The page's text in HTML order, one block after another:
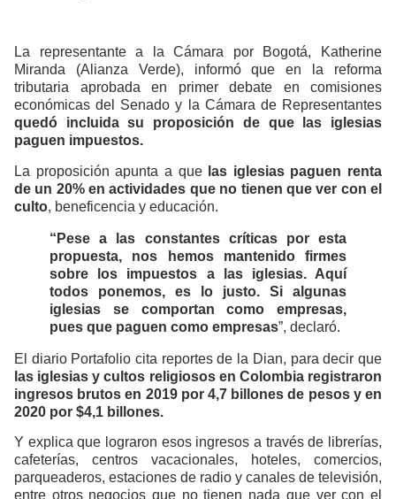
La representante a la Cámara por Bogotá, Katherine
Miranda (Alianza Verde), informó que en la reforma
tributaria aprobada en primer debate en comisiones
económicas del Senado y la Cámara de Representantes
quedó incluida su proposición de que las iglesias
paguen impuestos.
La proposición apunta a quelas iglesias paguen renta
de un 20% en actividades que no tienen que ver con el
culto, beneficencia y educación.
“Pese a las constantes críticas por esta
propuesta, nos hemos mantenido firmes
sobre los impuestos a las iglesias. Aquí
todos ponemos, es lo justo. Si algunas
iglesias se comportan como empresas,
pues que paguen como empresas”, declaró.
El diario Portafolio cita reportes de la Dian, para decir que
las iglesias y cultos religiosos en Colombia registraron
ingresos brutos en 2019 por 4,7 billones de pesos y en
2020 por $4,1 billones.
Y explica que lograron esos ingresos a través de librerías,
cafeterías, centros vacacionales, hoteles, comercios,
parqueaderos, estaciones de radio y canales de televisión,
entre otros negocios que no tienen nada que ver con el